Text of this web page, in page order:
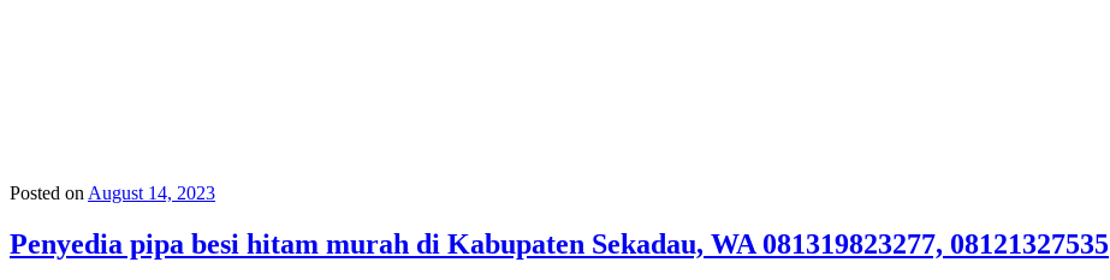
Posted on August 14, 2023
Penyedia pipa besi hitam murah di Kabupaten Sekadau, WA 081319823277, 08121327535